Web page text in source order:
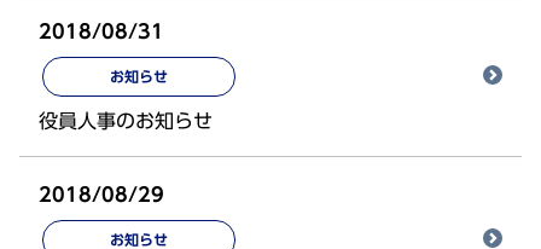
2018/08/31
お知らせ
役員人事のお知らせ
2018/08/29
お知らせ